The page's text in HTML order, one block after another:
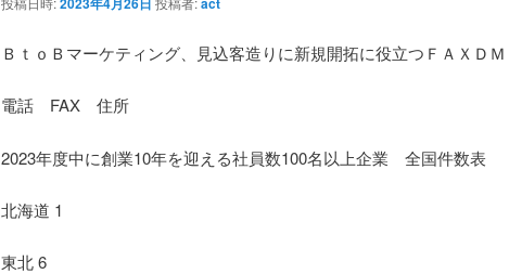
ＢｔｏＢマーケティング、見込客造りに新規開拓に役立つＦＡＸＤＭ
電話 FAX 住所
2023年度中に創業10年を迎える社員数100名以上企業 全国件数表
北海道 1
東北 6